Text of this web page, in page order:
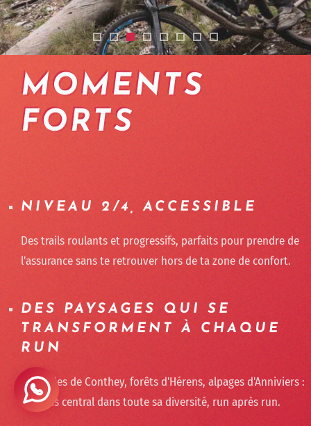
2512-navettes-vtt-enduro-aessertes-mont-
2401-shuttles-vtt-enduro-valais-
2401-shuttles-vtt-enduro-valais-
2401-shuttles-vtt-enduro-valais-
2512-mtb-taxi-valais-with-a-
2512-navettes-vtt-
2401-shuttles-vtt-
2512-mtb-taxi-
MOMENTS
FORTS
NIVEAU 2/4, ACCESSIBLE
Des trails roulants et progressifs, parfaits pour prendre de
l'assurance sans te retrouver hors de ta zone de confort.
DES PAYSAGES QUI SE
TRANSFORMENT À CHAQUE
RUN
Vignobles de Conthey, forêts d'Hérens, alpages d'Anniviers :
le Valais central dans toute sa diversité, run après run.